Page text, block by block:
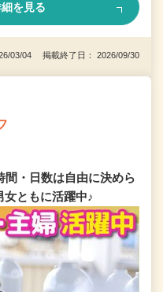
を見る
03/04 掲載終了日： 2026/09/30
・日数は自由に決めら
ともに活躍中♪